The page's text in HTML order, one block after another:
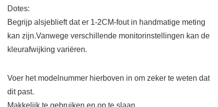
Dotes:
Begrijp alsjeblieft dat er 1-2CM-fout in handmatige meting
kan zijn.Vanwege verschillende monitorinstellingen kan de
kleurafwijking variëren.
Voer het modelnummer hierboven in om zeker te weten dat
dit past.